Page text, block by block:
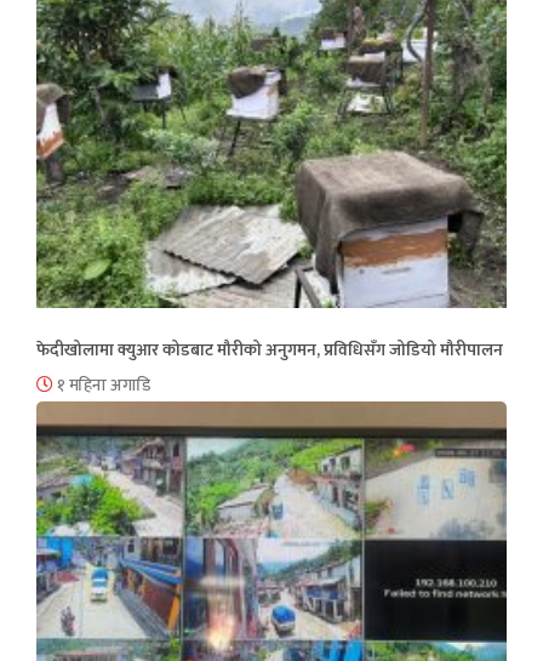
फेदीखोलामा क्युआर कोडबाट मौरीको अनुगमन, प्रविधिसँग जोडियो मौरीपालन
१ महिना अगाडि